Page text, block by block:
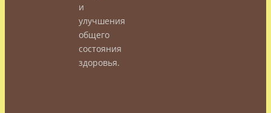
и
улучшения
общего
состояния
здоровья.